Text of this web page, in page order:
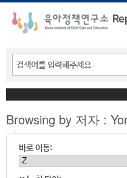
Browsing by 저자 :
바로 이동: